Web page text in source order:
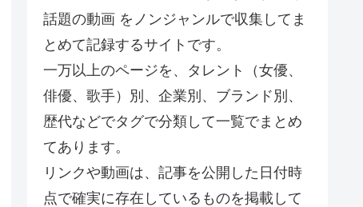
話題の動画 をノンジャンルで収集してま
とめて記録するサイトです。
一万以上のページを、タレント（女優、
俳優、歌手）別、企業別、ブランド別、
歴代などでタグで分類して一覧でまとめ
てあります。
リンクや動画は、記事を公開した日付時
点で確実に存在しているものを掲載して